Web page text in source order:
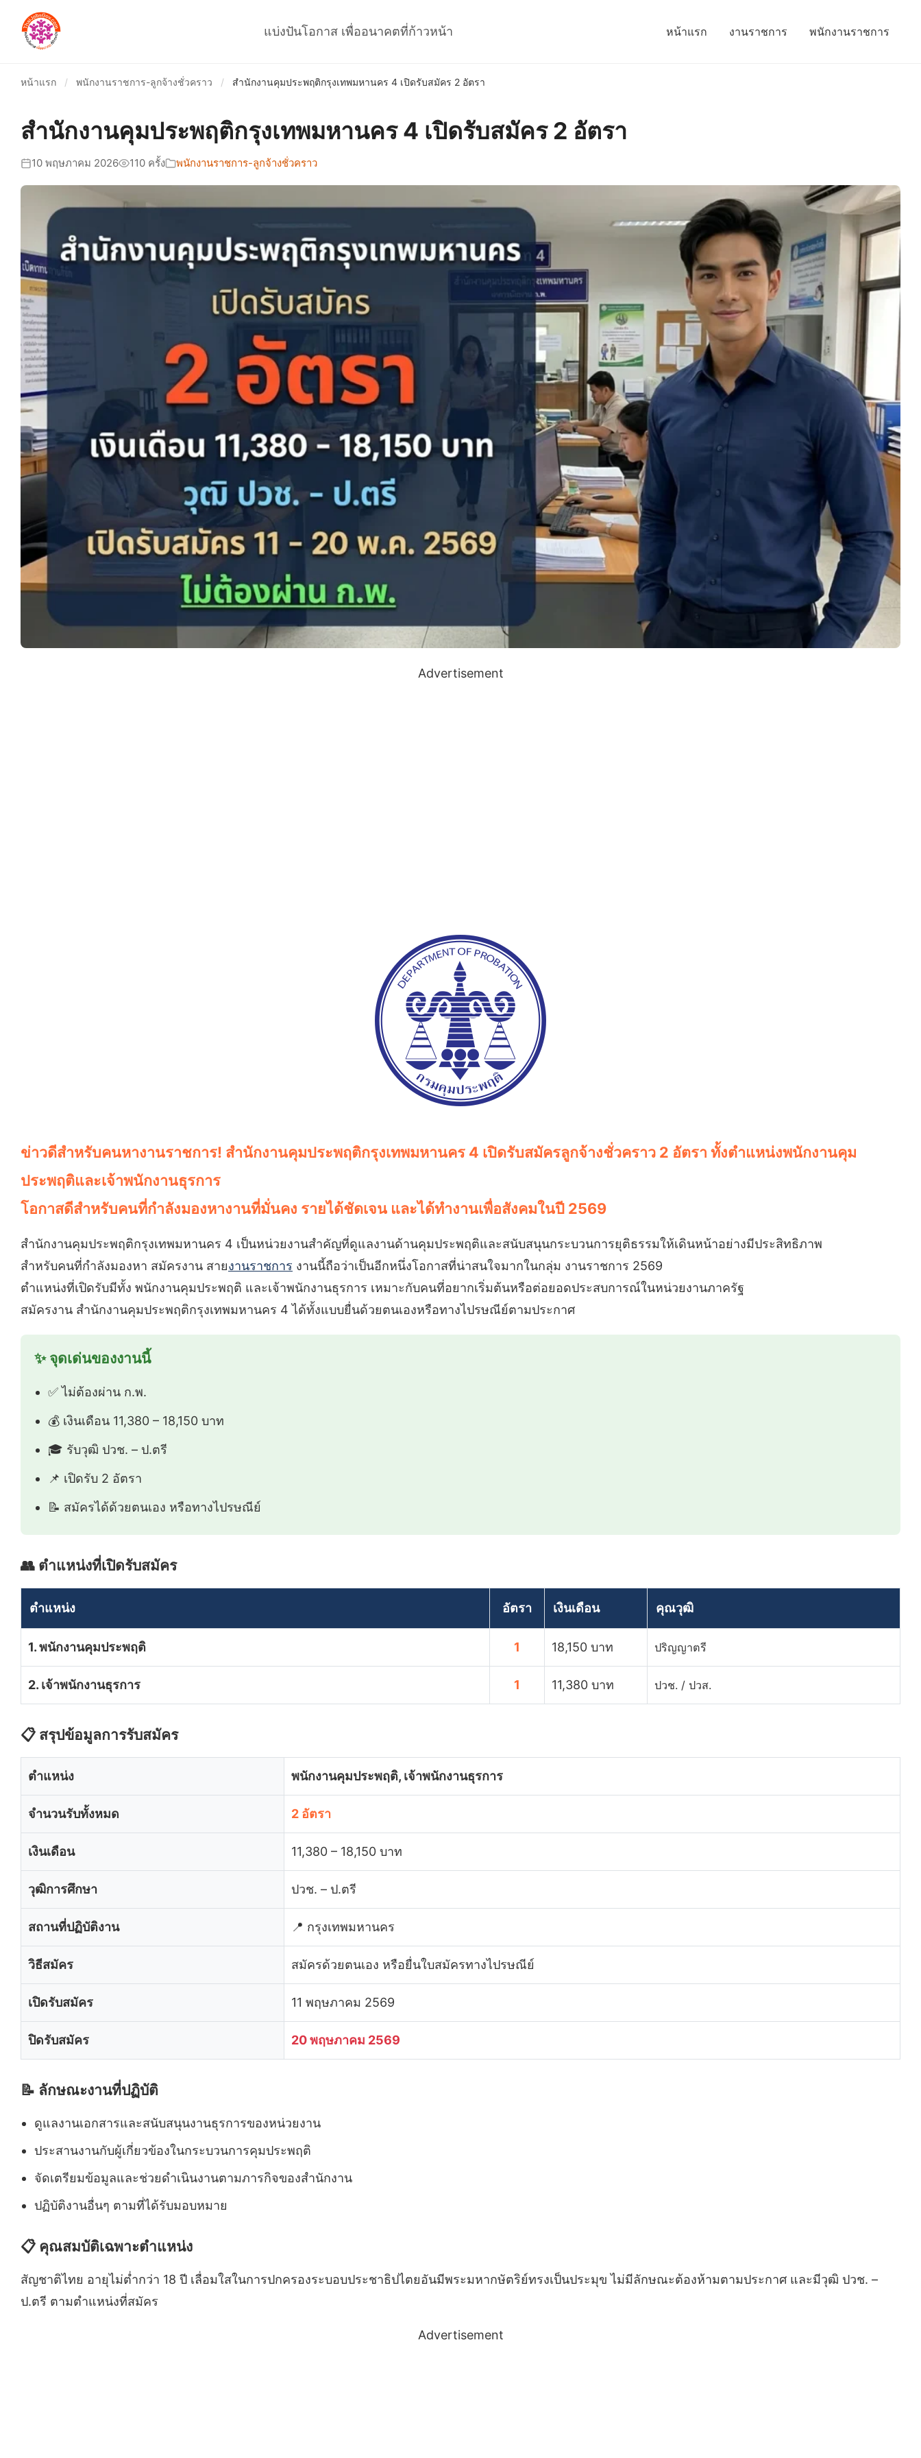
แบ่งปันโอกาส เพื่ออนาคตที่ก้าวหน้า หน้าแรก งานราชการ พนักงานราชการ
หน้าแรก / พนักงานราชการ-ลูกจ้างชั่วคราว / สำนักงานคุมประพฤติกรุงเทพมหานคร 4 เปิดรับสมัคร 2 อัตรา
สำนักงานคุมประพฤติกรุงเทพมหานคร 4 เปิดรับสมัคร 2 อัตรา
10 พฤษภาคม 2026 110 ครั้ง พนักงานราชการ-ลูกจ้างชั่วคราว
Advertisement
ข่าวดีสำหรับคนหางานราชการ! สำนักงานคุมประพฤติกรุงเทพมหานคร 4 เปิดรับสมัครลูกจ้างชั่วคราว 2 อัตรา ทั้งตำแหน่งพนักงานคุม
ประพฤติและเจ้าพนักงานธุรการ
โอกาสดีสำหรับคนที่กำลังมองหางานที่มั่นคง รายได้ชัดเจน และได้ทำงานเพื่อสังคมในปี 2569
สำนักงานคุมประพฤติกรุงเทพมหานคร 4 เป็นหน่วยงานสำคัญที่ดูแลงานด้านคุมประพฤติและสนับสนุนกระบวนการยุติธรรมให้เดินหน้าอย่างมีประสิทธิภาพ
สำหรับคนที่กำลังมองหา สมัครงาน สายงานราชการ งานนี้ถือว่าเป็นอีกหนึ่งโอกาสที่น่าสนใจมากในกลุ่ม งานราชการ 2569
ตำแหน่งที่เปิดรับมีทั้ง พนักงานคุมประพฤติ และเจ้าพนักงานธุรการ เหมาะกับคนที่อยากเริ่มต้นหรือต่อยอดประสบการณ์ในหน่วยงานภาครัฐ
สมัครงาน สำนักงานคุมประพฤติกรุงเทพมหานคร 4 ได้ทั้งแบบยื่นด้วยตนเองหรือทางไปรษณีย์ตามประกาศ
✨ จุดเด่นของงานนี้
✅ ไม่ต้องผ่าน ก.พ.
💰 เงินเดือน 11,380 – 18,150 บาท
🎓 รับวุฒิ ปวช. – ป.ตรี
📌 เปิดรับ 2 อัตรา
📝 สมัครได้ด้วยตนเอง หรือทางไปรษณีย์
👥 ตำแหน่งที่เปิดรับสมัคร
ตำแหน่ง อัตรา เงินเดือน คุณวุฒิ
1. พนักงานคุมประพฤติ 1 18,150 บาท ปริญญาตรี
2. เจ้าพนักงานธุรการ 1 11,380 บาท ปวช. / ปวส.
📋 สรุปข้อมูลการรับสมัคร
ตำแหน่ง พนักงานคุมประพฤติ, เจ้าพนักงานธุรการ
จำนวนรับทั้งหมด 2 อัตรา
เงินเดือน 11,380 – 18,150 บาท
วุฒิการศึกษา ปวช. – ป.ตรี
สถานที่ปฏิบัติงาน 📍 กรุงเทพมหานคร
วิธีสมัคร สมัครด้วยตนเอง หรือยื่นใบสมัครทางไปรษณีย์
เปิดรับสมัคร 11 พฤษภาคม 2569
ปิดรับสมัคร 20 พฤษภาคม 2569
📝 ลักษณะงานที่ปฏิบัติ
ดูแลงานเอกสารและสนับสนุนงานธุรการของหน่วยงาน
ประสานงานกับผู้เกี่ยวข้องในกระบวนการคุมประพฤติ
จัดเตรียมข้อมูลและช่วยดำเนินงานตามภารกิจของสำนักงาน
ปฏิบัติงานอื่นๆ ตามที่ได้รับมอบหมาย
📋 คุณสมบัติเฉพาะตำแหน่ง
สัญชาติไทย อายุไม่ต่ำกว่า 18 ปี เลื่อมใสในการปกครองระบอบประชาธิปไตยอันมีพระมหากษัตริย์ทรงเป็นประมุข ไม่มีลักษณะต้องห้ามตามประกาศ และมีวุฒิ ปวช. –
ป.ตรี ตามตำแหน่งที่สมัคร
Advertisement